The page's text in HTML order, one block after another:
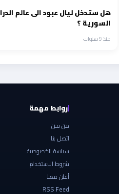
هل ستدخل ليال عبود الى عالم
السورية ؟
منذ 9 سنوات
روابط مهمة
من نحن
اتصل بنا
سياسة الخصوصية
شروط الاستخدام
أعلن معنا
RSS Feed